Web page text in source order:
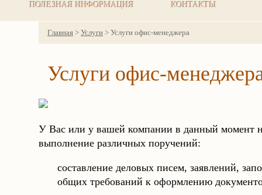
ПОЛЕЗНАЯ ИНФОРМАЦИЯ КОНТАКТЫ
Главная > Услуги > Услуги офис-менеджера
Услуги офис-
У Вас или у вашей компании в данный момент
выполнение различных поручений:
составление деловых писем, заявлений,
общих требований к оформлению